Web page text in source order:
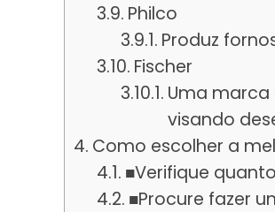
Philco
Produz
Fischer
Uma
visando
Como escolher a
■Verifique
■Procure fazer